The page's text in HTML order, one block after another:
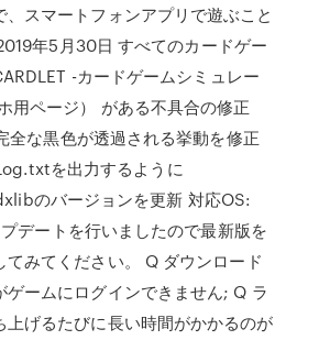
、スマートフォンアプリで遊ぶこと
年5月30日 すべてのカードゲー
-カードゲームシミュレー
用ページ） がある不具合の修正
全な黒色が透過される挙動を修正
を出力するように
のバージョンを更新 対応OS:
デートを行いましたので最新版を
てみてください。 Q ダウンロード
ゲームにログインできません; Q ラ
上げるたびに長い時間がかかるのが